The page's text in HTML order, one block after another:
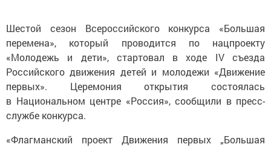
Шестой сезон Всероссийского конкурса «Большая
перемена», который проводится по нацпроекту
«Молодежь и дети», стартовал в ходе IV съезда
Российского движения детей и молодежи «Движение
первых». Церемония открытия состоялась
в Национальном центре «Россия», сообщили в пресс-
службе конкурса.
«Флагманский проект Движения первых „Большая